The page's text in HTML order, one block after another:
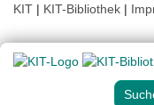
KIT | KIT-Bibliothek |